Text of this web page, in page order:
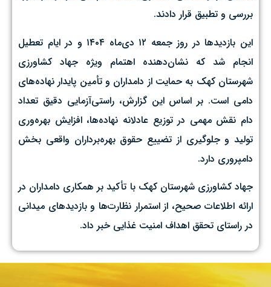
بررسی و تطبیق قرار دادند.
این بازدیدها در روز جمعه ۱۲ دی‌ماه ۱۴۰۴ و در ایام تعطیل
انجام شد که نشان‌دهنده اهتمام ویژه جهاد کشاورزی
شهرستان کهک به حمایت از دامداران و تأمین پایدار نهاده‌های
دامی است. بر اساس این گزارش، راستی‌آزمایی دقیق تعداد
دام نقش مهمی در توزیع عادلانه نهاده‌ها، افزایش بهره‌وری
تولید و جلوگیری از تضییع حقوق بهره‌برداران واقعی بخش
دامپروری دارد.
جهاد کشاورزی شهرستان کهک با تأکید بر همکاری دامداران در
ارائه اطلاعات صحیح، از استمرار نظارت‌ها و بازدیدهای میدانی
در راستای تحقق اهداف امنیت غذایی خبر داد.